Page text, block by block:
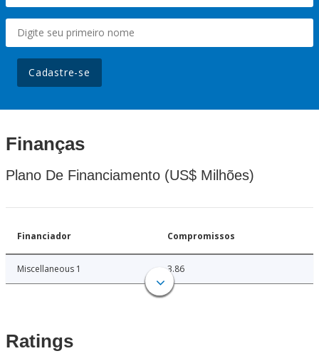
Cadastre-se
Finanças
Plano De Financiamento (US$ Milhões)
Financiador Compromissos
Miscellaneous 1 3.86
Ratings